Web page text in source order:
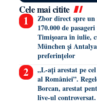
Cele mai citite
Zbor direct spre un
170.000 de
Timișoara în iulie,
München și
preferințelor
„L-ați arestat pe
al României”.
Borcan, arestat
live-ul